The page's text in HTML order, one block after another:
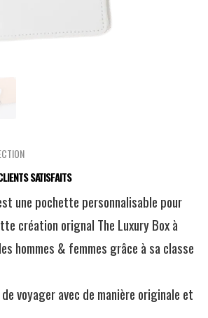
SATISFAITS
une pochette personnalisable pour
création orignal The Luxury Box à
hommes & femmes grâce à sa classe
voyager avec de manière originale et